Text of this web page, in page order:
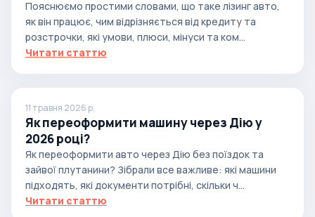
Пояснюємо простими словами, що таке лізинг авто,
як він працює, чим відрізняється від кредиту та
розстрочки, які умови, плюси, мінуси та ком...
Читати статтю
11 травня 2026 р.
Як переоформити машину через Дію у
2026 році?
Як переоформити авто через Дію без поїздок та
зайвої плутанини? Зібрали все важливе: які машини
підходять, які документи потрібні, скільки ч...
Читати статтю